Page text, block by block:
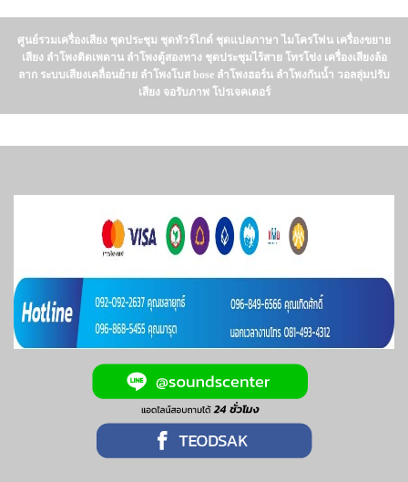
ศูนย์รวมเครื่องเสียง ชุดประชุม ชุดทัวร์ไกด์ ชุดแปลภาษา ไมโครโฟน เครื่องขยาย
เสียง ลำโพงติดเพดาน ลำโพงตู้สองทาง ชุดประชุมไร้สาย โทรโข่ง เครื่องเสียงล้อ
ลาก ระบบเสียงเคลื่อนย้าย ลำโพงโบส bose ลำโพงฮอร์น ลำโพงกันน้ำ วอลลุ่มปรับ
เสียง จอรับภาพ โปรเจคเตอร์